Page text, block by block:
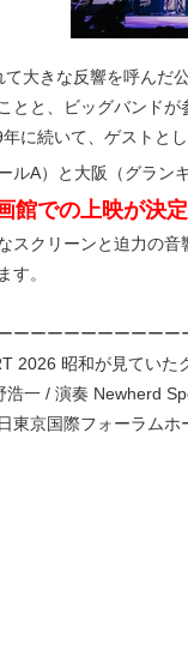
大きな反響を呼んだ公
とと、ビッグバンド
に続いて、ゲストと
ルA）と大阪（グラン
館での上映が決定
スクリーンと迫力の音
す。
ーーーーーーーーー
2026 昭和が見ていた
浩一 / 演奏 Newherd
東京国際フォーラムホ